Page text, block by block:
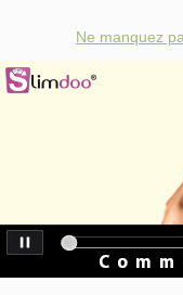
Ne manquez